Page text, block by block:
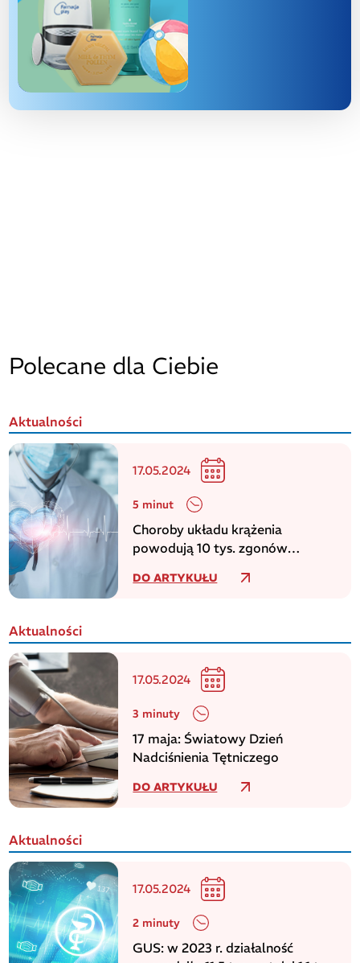
Polecane dla Ciebie
Aktualności
17.05.2024
5 minut
Choroby układu krążenia
powodują 10 tys. zgonów
WHO
DO ARTYKUŁU
Aktualności
17.05.2024
3 minuty
17 maja: Światowy Dzień
Nadciśnienia Tętniczego
DO ARTYKUŁU
Aktualności
17.05.2024
2 minuty
GUS: w 2023 r. działalność